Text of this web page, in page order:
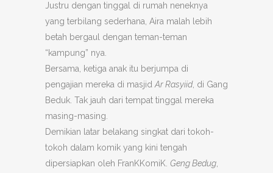
Justru dengan tinggal di rumah neneknya
yang terbilang sederhana, Aira malah lebih
betah bergaul dengan teman-teman
“kampung” nya.
Bersama, ketiga anak itu berjumpa di
pengajian mereka di masjid Ar Rasyiid, di Gang
Beduk. Tak jauh dari tempat tinggal mereka
masing-masing.
Demikian latar belakang singkat dari tokoh-
tokoh dalam komik yang kini tengah
dipersiapkan oleh FranKKomiK. Geng Bedug